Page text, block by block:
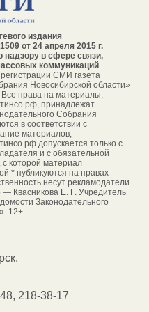
издания
от 24 апреля 2015 г.
в сфере связи,
коммуникаций
СМИ газета
Новосибирской области»
права на материалы,
принадлежат
Собрания
в соответствии с
материалов,
допускается только с
и с обязательной
с которой материал
* публикуются на правах
несут рекламодатели.
— Квасникова Е. Г.Учредитель
Законодательного
12+.
218-38-17